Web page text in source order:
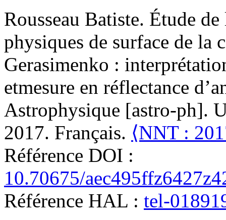
Rousseau Batiste. Étude
physiques de surface de la
Gerasimenko :
etmesure en réflectance
Astrophysique [astro-ph].
2017. Français. ⟨NNT :
Référence DOI :
10.70675/
Référence HAL : tel-